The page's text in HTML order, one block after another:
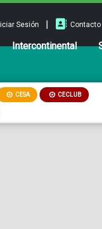
Sesión | Contacto
Intercontinental
CESA CECLUB